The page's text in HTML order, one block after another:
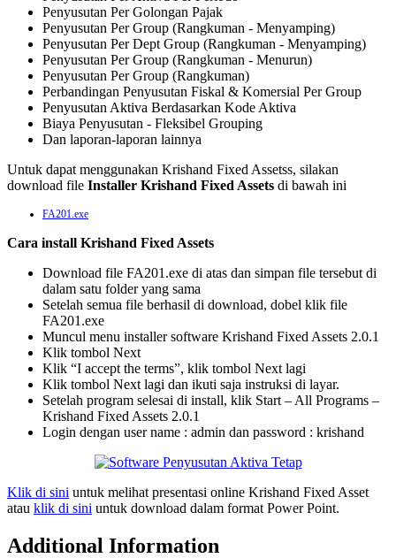
Penyusutan Per Golongan Pajak
Penyusutan Per Group (Rangkuman - Menyamping)
Penyusutan Per Dept Group (Rangkuman - Menyamping)
Penyusutan Per Group (Rangkuman - Menurun)
Penyusutan Per Group (Rangkuman)
Perbandingan Penyusutan Fiskal & Komersial Per Group
Penyusutan Aktiva Berdasarkan Kode Aktiva
Biaya Penyusutan - Fleksibel Grouping
Dan laporan-laporan lainnya
Untuk dapat menggunakan Krishand Fixed Assetss, silakan
download file Installer Krishand Fixed Assets di bawah ini
FA201.exe
Cara install Krishand Fixed Assets
Download file FA201.exe di atas dan simpan file tersebut di
dalam satu folder yang sama
Setelah semua file berhasil di download, dobel klik file
FA201.exe
Muncul menu installer software Krishand Fixed Assets 2.0.1
Klik tombol Next
Klik “I accept the terms”, klik tombol Next lagi
Klik tombol Next lagi dan ikuti saja instruksi di layar.
Setelah program selesai di install, klik Start – All Programs –
Krishand Fixed Assets 2.0.1
Login dengan user name : admin dan password : krishand
Klik di sini untuk melihat presentasi online Krishand Fixed Asset
atau klik di sini untuk download dalam format Power Point.
Additional Information